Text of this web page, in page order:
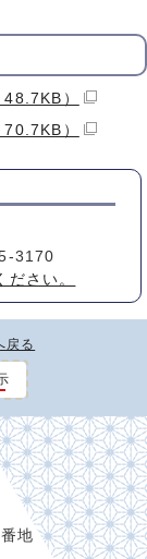
）
）
3170
さい。
戻る
番地